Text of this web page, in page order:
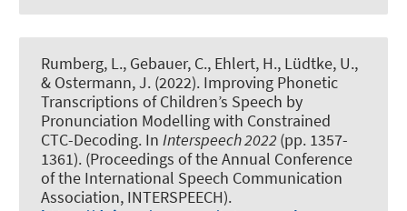
Rumberg, L., Gebauer, C., Ehlert, H., Lüdtke, U.,
& Ostermann, J. (2022). Improving Phonetic
Transcriptions of Children’s Speech by
Pronunciation Modelling with Constrained
CTC-Decoding. In Interspeech 2022 (pp. 1357-
1361). (Proceedings of the Annual Conference
of the International Speech Communication
Association, INTERSPEECH).